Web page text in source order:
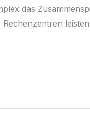
das